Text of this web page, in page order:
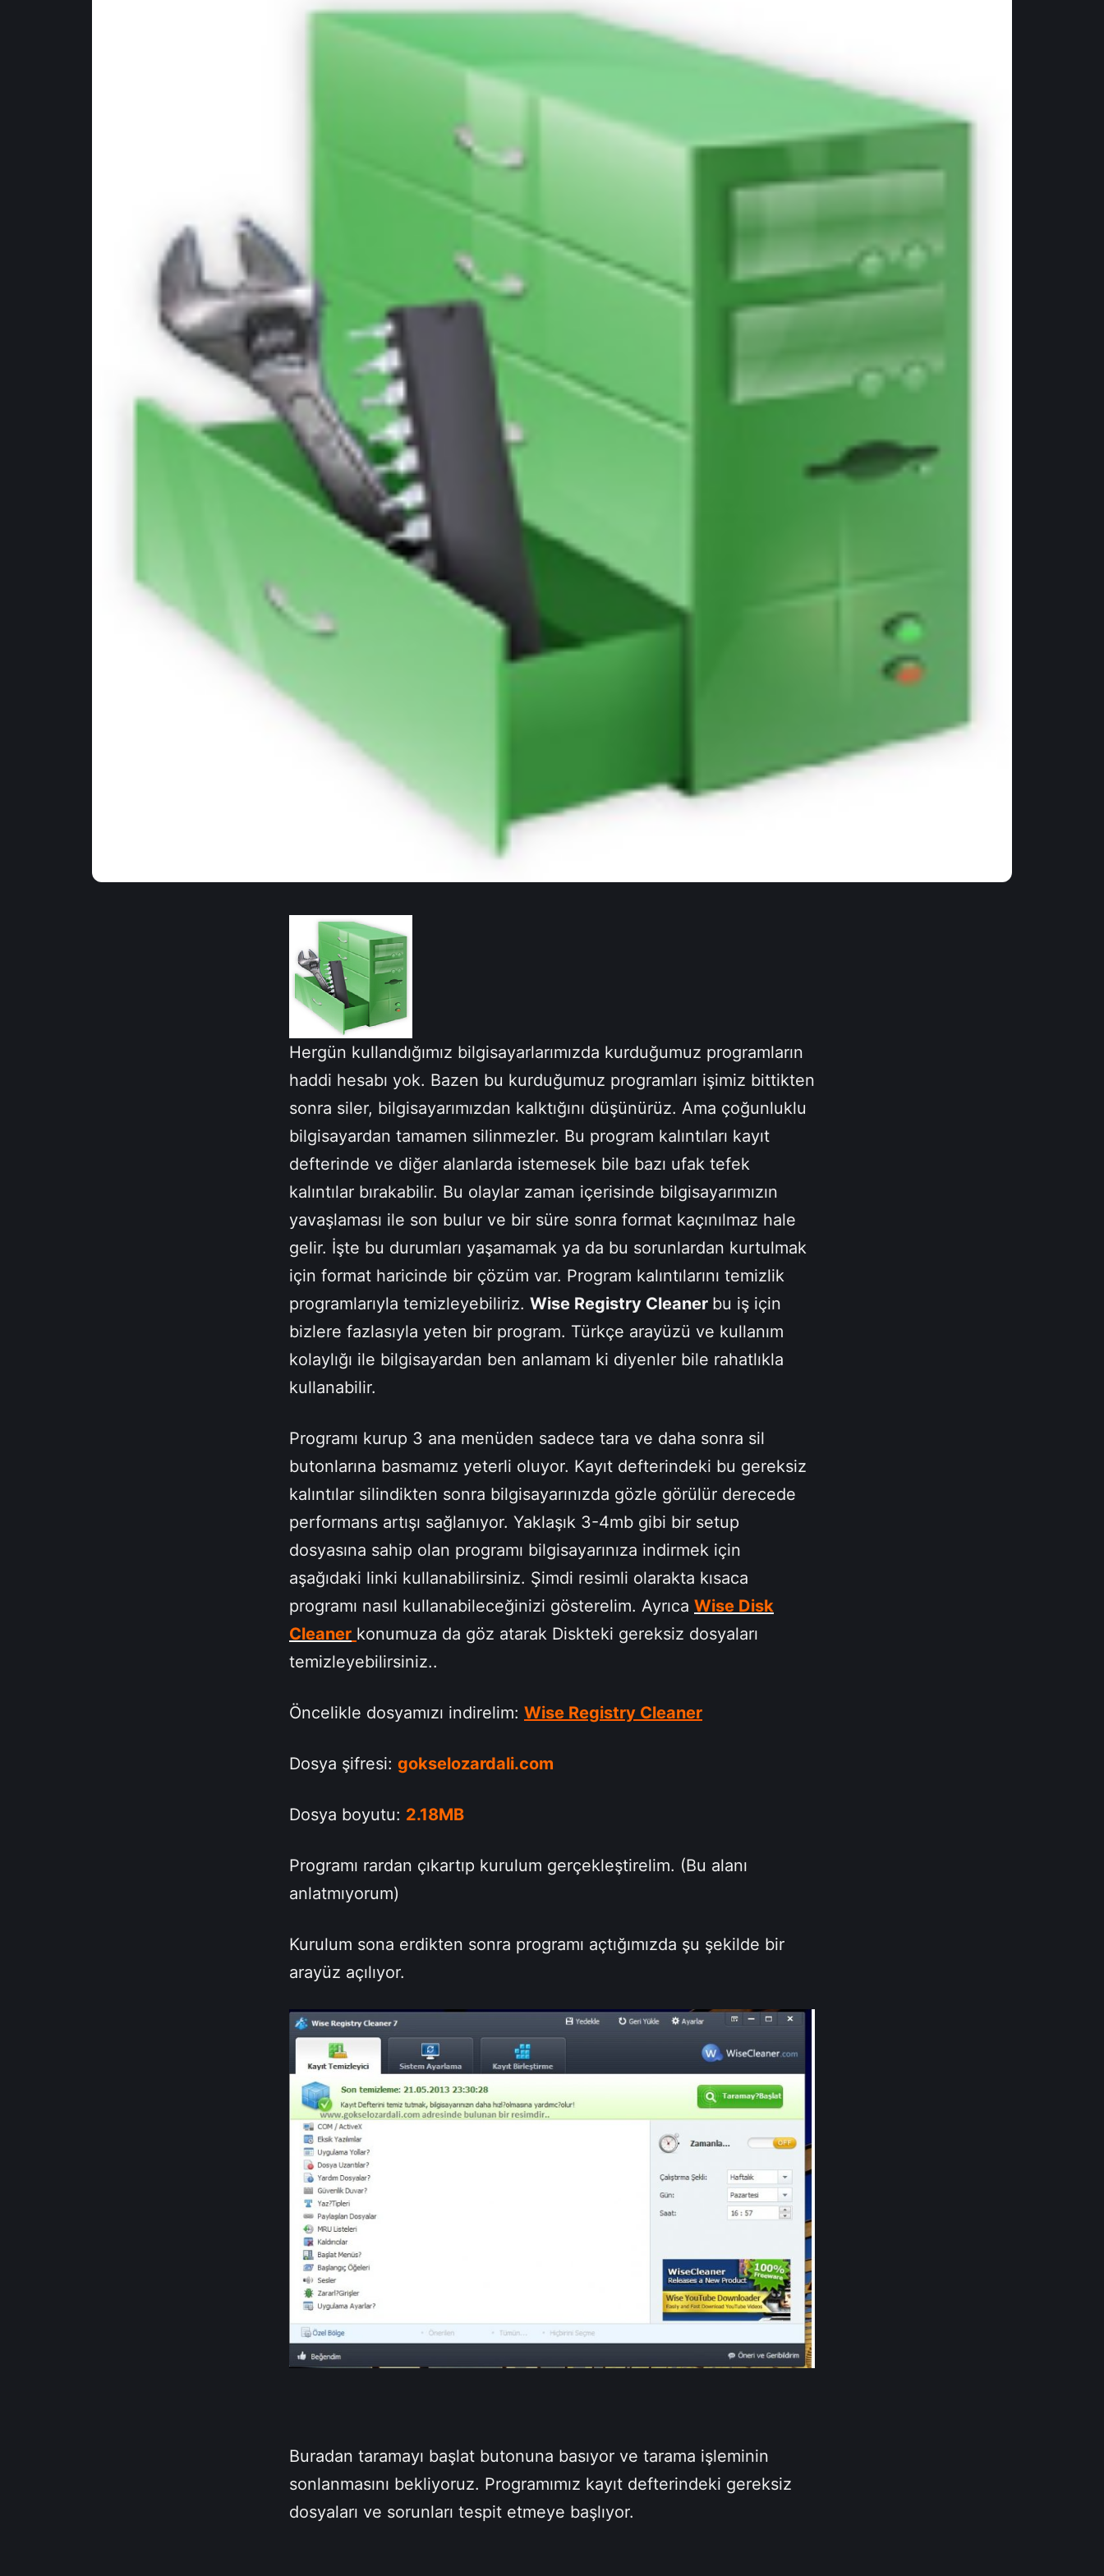
Hergün kullandığımız bilgisayarlarımızda kurduğumuz programların
haddi hesabı yok. Bazen bu kurduğumuz programları işimiz bittikten
sonra siler, bilgisayarımızdan kalktığını düşünürüz. Ama çoğunluklu
bilgisayardan tamamen silinmezler. Bu program kalıntıları kayıt
defterinde ve diğer alanlarda istemesek bile bazı ufak tefek
kalıntılar bırakabilir. Bu olaylar zaman içerisinde bilgisayarımızın
yavaşlaması ile son bulur ve bir süre sonra format kaçınılmaz hale
gelir. İşte bu durumları yaşamamak ya da bu sorunlardan kurtulmak
için format haricinde bir çözüm var. Program kalıntılarını temizlik
programlarıyla temizleyebiliriz. Wise Registry Cleaner bu iş için
bizlere fazlasıyla yeten bir program. Türkçe arayüzü ve kullanım
kolaylığı ile bilgisayardan ben anlamam ki diyenler bile rahatlıkla
kullanabilir.
Programı kurup 3 ana menüden sadece tara ve daha sonra sil
butonlarına basmamız yeterli oluyor. Kayıt defterindeki bu gereksiz
kalıntılar silindikten sonra bilgisayarınızda gözle görülür derecede
performans artışı sağlanıyor. Yaklaşık 3-4mb gibi bir setup
dosyasına sahip olan programı bilgisayarınıza indirmek için
aşağıdaki linki kullanabilirsiniz. Şimdi resimli olarakta kısaca
programı nasıl kullanabileceğinizi gösterelim. Ayrıca Wise Disk
Cleaner konumuza da göz atarak Diskteki gereksiz dosyaları
temizleyebilirsiniz..
Öncelikle dosyamızı indirelim: Wise Registry Cleaner
Dosya şifresi: gokselozardali.com
Dosya boyutu: 2.18MB
Programı rardan çıkartıp kurulum gerçekleştirelim. (Bu alanı
anlatmıyorum)
Kurulum sona erdikten sonra programı açtığımızda şu şekilde bir
arayüz açılıyor.
Buradan taramayı başlat butonuna basıyor ve tarama işleminin
sonlanmasını bekliyoruz. Programımız kayıt defterindeki gereksiz
dosyaları ve sorunları tespit etmeye başlıyor.